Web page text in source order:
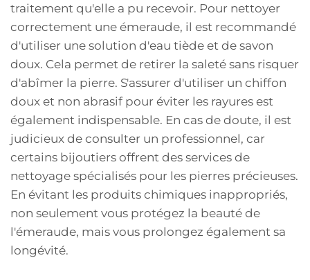
traitement qu'elle a pu recevoir. Pour nettoyer
correctement une émeraude, il est recommandé
d'utiliser une solution d'eau tiède et de savon
doux. Cela permet de retirer la saleté sans risquer
d'abîmer la pierre. S'assurer d'utiliser un chiffon
doux et non abrasif pour éviter les rayures est
également indispensable. En cas de doute, il est
judicieux de consulter un professionnel, car
certains bijoutiers offrent des services de
nettoyage spécialisés pour les pierres précieuses.
En évitant les produits chimiques inappropriés,
non seulement vous protégez la beauté de
l'émeraude, mais vous prolongez également sa
longévité.